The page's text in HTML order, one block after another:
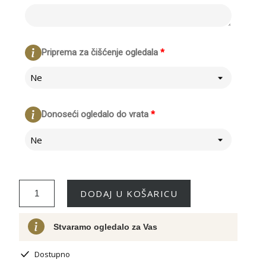
*
Priprema za čišćenje ogledala
Ne
*
Donoseći ogledalo do vrata
Ne
DODAJ U KOŠARICU
Stvaramo ogledalo za Vas
Dostupno